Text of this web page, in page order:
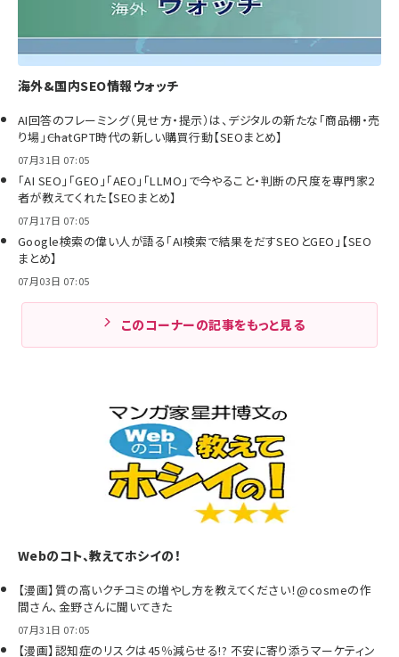
海外&国内SEO情報ウォッチ
AI回答のフレーミング（見せ方・提示）は、デジタルの新たな「商品棚・売
り場」――ChatGPT時代の新しい購買行動【SEOまとめ】
07月31日 07:05
「AI SEO」「GEO」「AEO」「LLMO」で今やること・判断の尺度を専門家2
者が教えてくれた【SEOまとめ】
07月17日 07:05
Google検索の偉い人が語る「AI検索で結果をだすSEOとGEO」【SEO
まとめ】
07月03日 07:05
このコーナーの記事をもっと見る
Webのコト、教えてホシイの！
【漫画】質の高いクチコミの増やし方を教えてください！@cosmeの作
間さん、金野さんに聞いてきた
07月31日 07:05
【漫画】認知症のリスクは45％減らせる!? 不安に寄り添うマーケティン